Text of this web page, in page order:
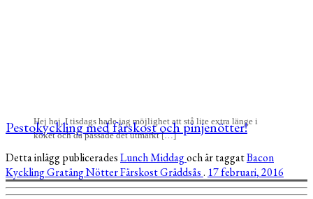
Hej hej, I tisdags hade jag möjlighet att stå lite extra länge i
köket och då passade det utmärkt […]
Pestokyckling med färskost och pinjenötter!
Detta inlägg publiceradesLunchMiddagoch är taggatBacon
KycklingGratängNötterFärskostGräddsås. 17 februari, 2016